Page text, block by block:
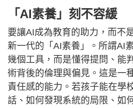
「AI素養」刻不容緩
要讓AI成為教育的助力，而不
新一代的「AI素養」。所謂AI
幾個工具，而是懂得提問、能
術背後的倫理與偏見。這是一
責任感的能力。若孩子能在學
話、如何發現系統的局限、如